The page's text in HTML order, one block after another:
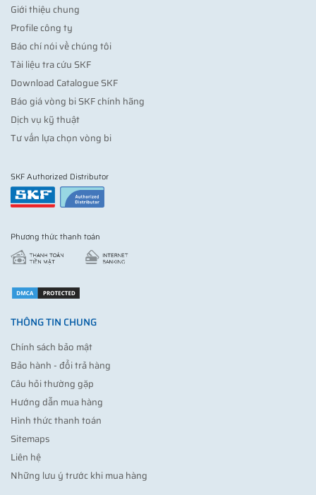
Giới thiệu chung
Profile công ty
Báo chí nói về chúng tôi
Tài liệu tra cứu SKF
Download Catalogue SKF
Báo giá vòng bi SKF chính hãng
Dịch vụ kỹ thuật
Tư vấn lựa chọn vòng bi
SKF Authorized Distributor
Phương thức thanh toán
THÔNG TIN CHUNG
Chính sách bảo mật
Bảo hành - đổi trả hàng
Câu hỏi thường gặp
Hướng dẫn mua hàng
Hình thức thanh toán
Sitemaps
Liên hệ
Những lưu ý trước khi mua hàng